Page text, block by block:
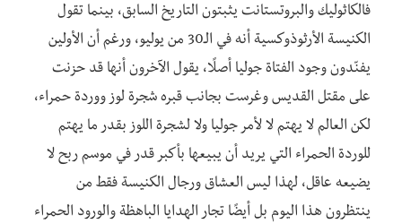
فالكاثوليك والبروتستانت يثبتون التاريخ السابق، بينما تقول
الكنيسة الأرثوذوكسية أنه في الـ30 من يوليو، ورغم أن الأولين
يفنّدون وجود الفتاة جوليا أصلًا، يقول الآخرون أنها قد حزنت
على مقتل القديس وغرست بجانب قبره شجرة لوز ووردة حمراء،
لكن العالم لا يهتم لا لأمر جوليا ولا لشجرة اللوز بقدر ما يهتم
للوردة الحمراء التي يريد أن يبيعها بأكبر قدر في موسم ربح لا
يضيعه عاقل، لهذا ليس العشاق ورجال الكنيسة فقط من
ينتظرون هذا اليوم بل أيضًا تجار الهدايا الباهظة والورود الحمراء